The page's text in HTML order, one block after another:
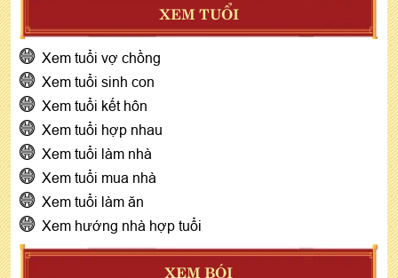
XEM TUỔI
Xem tuổi vợ chồng
Xem tuổi sinh con
Xem tuổi kết hôn
Xem tuổi hợp nhau
Xem tuổi làm nhà
Xem tuổi mua nhà
Xem tuổi làm ăn
Xem hướng nhà hợp tuổi
XEM BÓI